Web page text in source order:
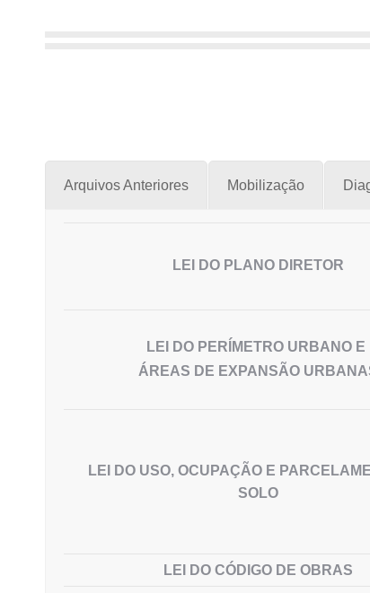
Arquivos Anteriores Mobilização
LEI DO PLANO DIRETOR
LEI DO PERÍMETRO URBANO E
ÁREAS DE EXPANSÃO
LEI DO USO, OCUPAÇÃO E
SOLO
LEI DO CÓDIGO DE OBRAS